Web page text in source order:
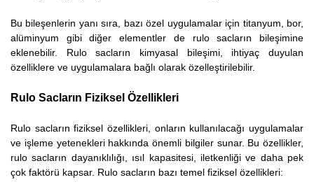
Bu bileşenlerin yanı sıra, bazı özel uygulamalar için titanyum, bor,
alüminyum gibi diğer elementler de rulo sacların bileşimine
eklenebilir. Rulo sacların kimyasal bileşimi, ihtiyaç duyulan
özelliklere ve uygulamalara bağlı olarak özelleştirilebilir.
Rulo Sacların Fiziksel Özellikleri
Rulo sacların fiziksel özellikleri, onların kullanılacağı uygulamalar
ve işleme yetenekleri hakkında önemli bilgiler sunar. Bu özellikler,
rulo sacların dayanıklılığı, ısıl kapasitesi, iletkenliği ve daha pek
çok faktörü kapsar. Rulo sacların bazı temel fiziksel özellikleri: